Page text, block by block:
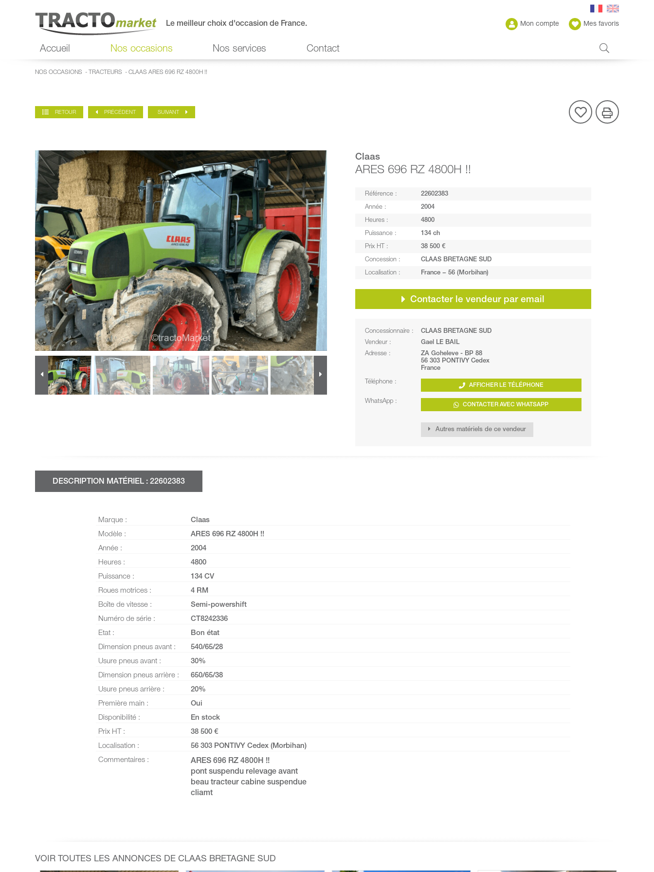
Le meilleur choix d'occasion de France. Mon compte Mes favoris
Accueil Nos occasions Nos services Contact
NOS OCCASIONS - TRACTEURS - CLAAS ARES 696 RZ 4800H !!
RETOUR PRÉCÉDENT SUIVANT
Claas
ARES 696 RZ 4800H !!
Référence : 22602383
Année : 2004
Heures : 4800
Puissance : 134 ch
Prix HT : 38 500 €
Concession : CLAAS BRETAGNE SUD
Localisation : France − 56 (Morbihan)
Contacter le vendeur par email
Concessionnaire :
CLAAS BRETAGNE SUD
Vendeur :
Gael LE BAIL
Adresse :
ZA Goheleve - BP 88
56 303 PONTIVY Cedex
France
Téléphone : AFFICHER LE TÉLÉPHONE
WhatsApp : CONTACTER AVEC WHATSAPP
Autres matériels de ce vendeur
DESCRIPTION MATÉRIEL : 22602383
Marque :
Claas
Modèle :
ARES 696 RZ 4800H !!
Année :
2004
Heures :
4800
Puissance :
134 CV
Roues motrices :
4 RM
Boîte de vitesse :
Semi-powershift
Numéro de série :
CT8242336
Etat :
Bon état
Dimension pneus avant :
540/65/28
Usure pneus avant :
30%
Dimension pneus arrière :
650/65/38
Usure pneus arrière :
20%
Première main :
Oui
Disponibilité :
En stock
Prix HT :
38 500 €
Localisation :
56 303 PONTIVY Cedex (Morbihan)
Commentaires :
ARES 696 RZ 4800H !!
pont suspendu relevage avant
beau tracteur cabine suspendue
cliamt
VOIR TOUTES LES ANNONCES DE CLAAS BRETAGNE SUD